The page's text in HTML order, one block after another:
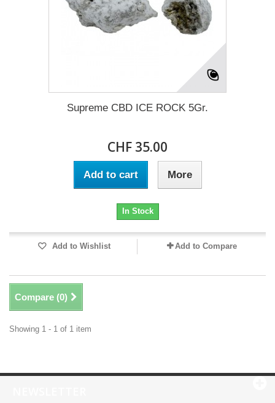
Supreme CBD ICE ROCK 5Gr.
CHF 35.00
Add to cart More
In Stock
Add to Wishlist Add to Compare
Compare (0)
Showing 1 - 1 of 1 item